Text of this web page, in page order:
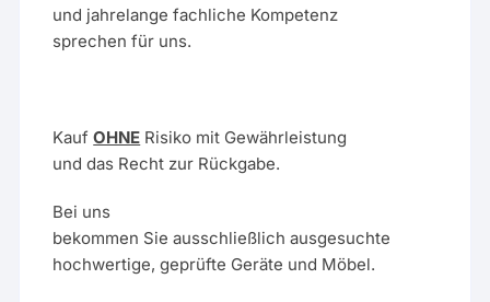
und jahrelange fachliche Kompetenz
sprechen für uns.
KaufOHNE Risiko mit Gewährleistung
und das Recht zur Rückgabe.
Bei uns
bekommen Sie ausschließlich ausgesuchte
hochwertige, geprüfte Geräte und Möbel.